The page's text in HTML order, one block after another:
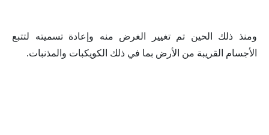
ومنذ ذلك الحين تم تغيير الغرض منه وإعادة تسميته لتتبع
الأجسام القريبة من الأرض بما في ذلك الكويكبات والمذنبات.